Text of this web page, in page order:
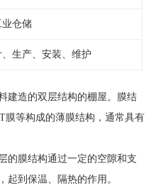
仓储
生产、安装、维护
建造的双层结构的棚屋。膜结
膜等构成的薄膜结构，通常具有
的膜结构通过一定的空隙和支
起到保温、隔热的作用。